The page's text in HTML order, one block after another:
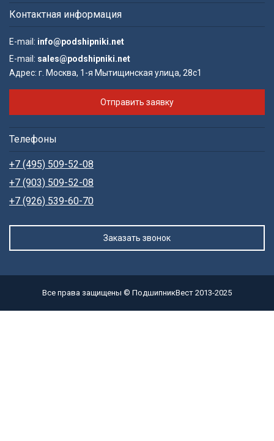
Контактная информация
E-mail: info@podshipniki.net
E-mail: sales@podshipniki.net
Адрес: г. Москва, 1-я Мытищинская улица, 28с1
Отправить заявку
Телефоны
+7 (495) 509-52-08
+7 (903) 509-52-08
+7 (926) 539-60-70
Заказать звонок
Все права защищены © ПодшипникВест 2013-2025